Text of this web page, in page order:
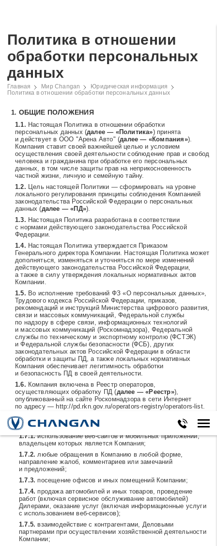
Политика в отношении
обработки персональных
данных
Главная Мир Changan
Юридическая информация
Политика в отношении обработки персональных данных
Содержание политики в
ОБЩИЕ ПОЛОЖЕНИЯ
Настоящая Политика в отношении обработки
персональных данных (далее — «Политика») принята
и действует в ООО "Арена Авто" (далее — «Компания»).
Компания ставит своей важнейшей целью и условием
осуществления своей деятельности соблюдение прав и свобод
человека и гражданина при обработке его персональных
данных, в том числе защиты прав на неприкосновенность
частной жизни, личную и семейную тайну.
Цель настоящей Политики — сформировать на уровне
локального регулирования принципы соблюдения Компанией
законодательства Российской Федерации о персональных
данных (далее — «ПД»).
Настоящая Политика разработана в соответствии
с нормами действующего законодательства Российской
Федерации.
Настоящая Политика утверждается Приказом
Генерального директора Компании. Настоящая Политика может
дополняться, изменяться и уточняться по мере изменений
действующего законодательства Российской Федерации,
а также в силу утверждения локальных нормативных актов
Компании.
Во исполнение требований ФЗ «О персональных данных»,
Трудового кодекса Российской Федерации, приказов,
рекомендаций и инструкций Министерства цифрового развития,
связи и массовых коммуникаций, Федеральной службы
по надзору в сфере связи, информационных технологий
и массовых коммуникаций (Роскомнадзора), Федеральной
службы по техническому и экспортному контролю (ФСТЭК)
и Федеральной службы безопасности (ФСБ), других
законодательных актов Российской Федерации в области
обработки и защиты ПД, а также локальных нормативных
Компания обеспечивает легитимность обработки
и безопасность ПД в своей деятельности.
Компания включена в Реестр операторов,
осуществляющих обработку ПД (далее — «Реестр»),
опубликованный на сайте Роскомнадзора в сети Интернет
по адресу — http://pd.rkn.gov.ru/operators-registry/operators-list.
Положения настоящей Политики применяется к обработке
ПД Компанией также в следующих случаях:
использование веб-сайтов и мобильных приложений,
владельцем которых является Компания;
любые обращения в Компанию в любой форме,
направление жалоб, комментариев или замечаний
и предложений;
посещение офисов и иных помещений Компании;
продажа автомобилей и иных товаров, проведение
работ (включая сервисное обслуживание автомобилей)
Дилерами, оказание услуг (включая информационные услуги
с использованием веб-сервисов);
взаимодействие с контрагентами, Деловыми
партнерами при осуществлении хозяйственной деятельности
Компании;